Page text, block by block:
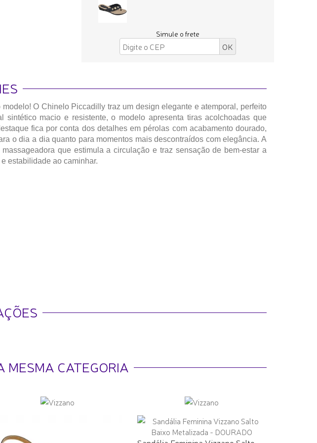
Simule o frete
O Chinelo Piccadilly traz um design elegante e atemporal, perfeito
macio e resistente, o modelo apresenta tiras acolchoadas que
fica por conta dos detalhes em pérolas com acabamento dourado,
o dia a dia quanto para momentos mais descontraídos com elegância. A
que estimula a circulação e traz sensação de bem-estar a
estabilidade ao caminhar.
MESMA CATEGORIA